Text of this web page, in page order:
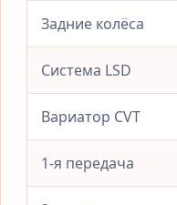
Задние колёса
Система LSD
Вариатор CVT
1-я передача